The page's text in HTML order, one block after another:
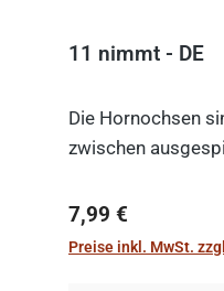
11 nimmt - DE
Die Hornochsen
zwischen
Regulärer Preis:
7,99 €
Preise inkl. MwSt.